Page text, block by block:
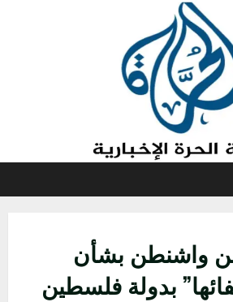
واشنطن بشأن
بدولة فلسطين